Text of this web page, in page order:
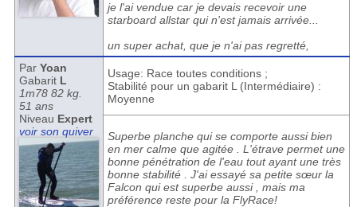
je l'ai vendue car je devais recevoir une
starboard allstar qui n'est jamais arrivée...
un super achat, que je n'ai pas regretté,
Par Yoan
Gabarit L
1m78 82 kg.
51 ans
Niveau Expert
voir son quiver
Usage: Race toutes conditions ;
Stabilité pour un gabarit L (Intermédiaire) :
Moyenne
Superbe planche qui se comporte aussi bien
en mer calme que agitée . L'étrave permet une
bonne pénétration de l'eau tout ayant une très
bonne stabilité . J'ai essayé sa petite sœur la
Falcon qui est superbe aussi , mais ma
préférence reste pour la FlyRace!